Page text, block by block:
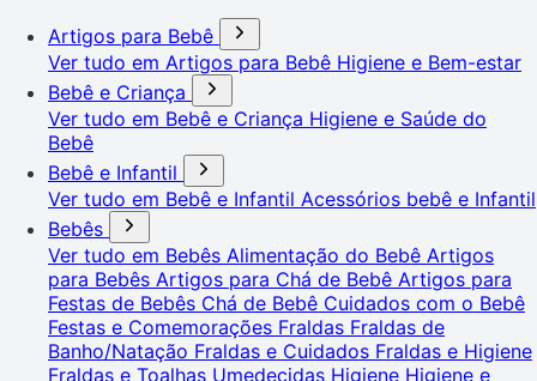
Artigos para Bebê
Ver tudo em Artigos para Bebê Higiene e Bem-estar
Bebê e Criança
Ver tudo em Bebê e Criança Higiene e Saúde do
Bebê
Bebê e Infantil
Ver tudo em Bebê e Infantil Acessórios bebê e Infantil
Bebês
Ver tudo em Bebês Alimentação do Bebê Artigos
para Bebês Artigos para Chá de Bebê Artigos para
Festas de Bebês Chá de Bebê Cuidados com o Bebê
Festas e Comemorações Fraldas Fraldas de
Banho/Natação Fraldas e Cuidados Fraldas e Higiene
Fraldas e Toalhas Umedecidas Higiene Higiene e